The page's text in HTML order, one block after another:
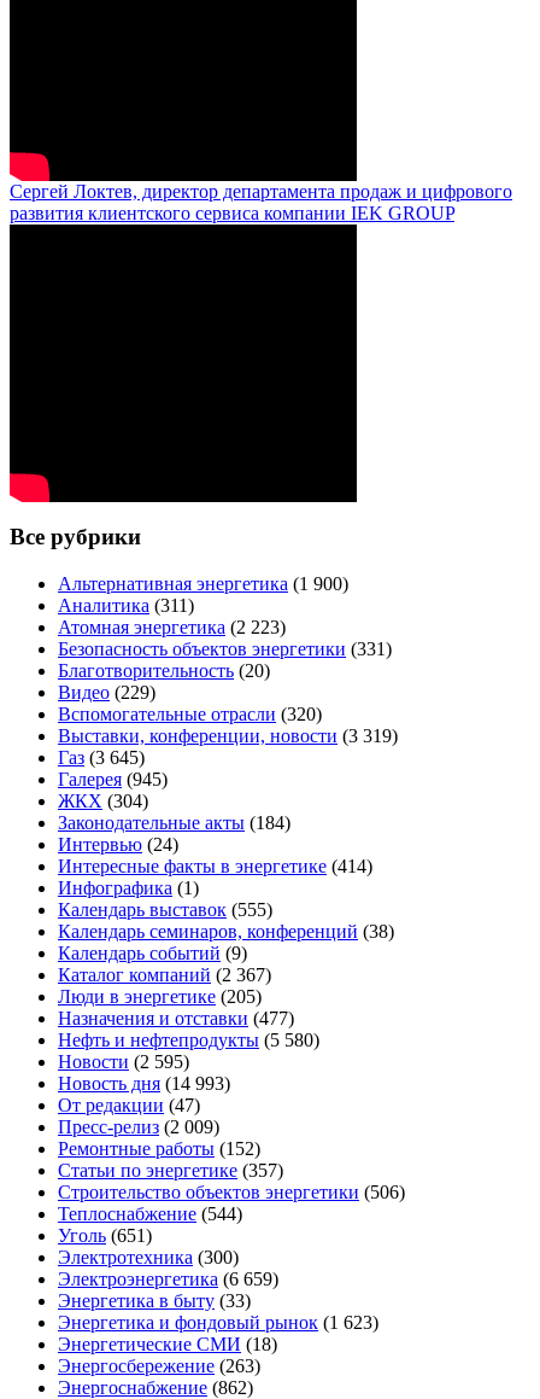
Сергей Локтев, директор департамента продаж и цифрового
развития клиентского сервиса компании IEK GROUP
Все рубрики
Альтернативная энергетика (1 900)
Аналитика (311)
Атомная энергетика (2 223)
Безопасность объектов энергетики (331)
Благотворительность (20)
Видео (229)
Вспомогательные отрасли (320)
Выставки, конференции, новости (3 319)
Газ (3 645)
Галерея (945)
ЖКХ (304)
Законодательные акты (184)
Интервью (24)
Интересные факты в энергетике (414)
Инфографика (1)
Календарь выставок (555)
Календарь семинаров, конференций (38)
Календарь событий (9)
Каталог компаний (2 367)
Люди в энергетике (205)
Назначения и отставки (477)
Нефть и нефтепродукты (5 580)
Новости (2 595)
Новость дня (14 993)
От редакции (47)
Пресс-релиз (2 009)
Ремонтные работы (152)
Статьи по энергетике (357)
Строительство объектов энергетики (506)
Теплоснабжение (544)
Уголь (651)
Электротехника (300)
Электроэнергетика (6 659)
Энергетика в быту (33)
Энергетика и фондовый рынок (1 623)
Энергетические СМИ (18)
Энергосбережение (263)
Энергоснабжение (862)